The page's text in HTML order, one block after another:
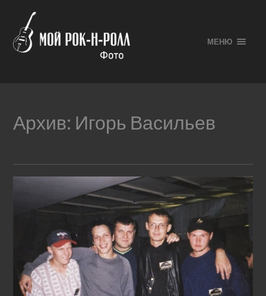
МЕНЮ
Архив: Игорь Васильев